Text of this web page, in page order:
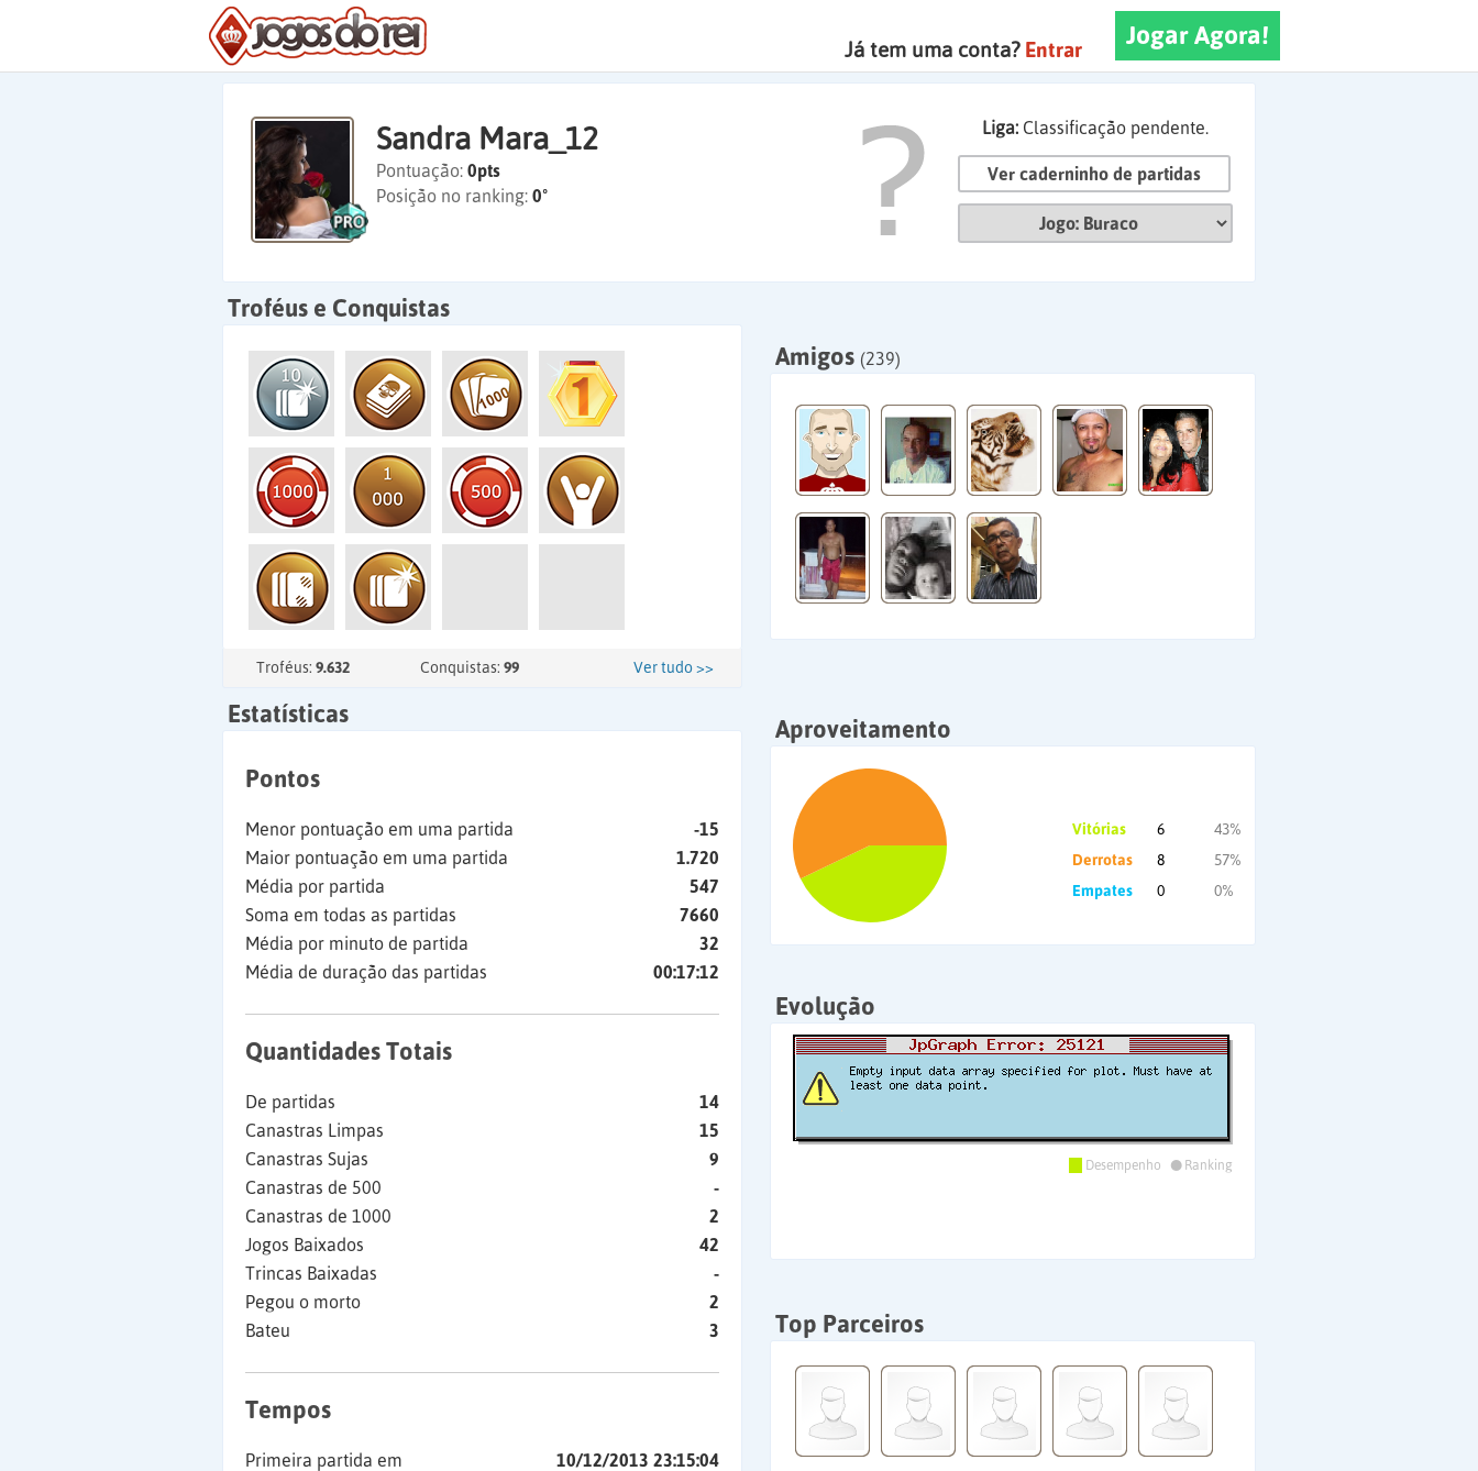
Jogar Agora!
Já tem uma conta? Entrar
Sandra Mara_12
Pontuação: 0pts
Posição no ranking: 0º
Liga: Classificação pendente.
Ver caderninho de partidas
Troféus e Conquistas
Troféus: 9.632 Conquistas: 99 Ver tudo >>
Amigos (239)
Estatísticas
Pontos
Menor pontuação em uma partida
-15
Maior pontuação em uma partida
1.720
Média por partida
547
Soma em todas as partidas
7660
Média por minuto de partida
32
Média de duração das partidas
00:17:12
Quantidades Totais
De partidas
14
Canastras Limpas
15
Canastras Sujas
9
Canastras de 500
-
Canastras de 1000
2
Jogos Baixados
42
Trincas Baixadas
-
Pegou o morto
2
Bateu
3
Tempos
Primeira partida em
10/12/2013 23:15:04
Aproveitamento
Vitórias 6
43%
Derrotas
8
57%
Empates
0 0%
Evolução
Desempenho •
Ranking
Top Parceiros